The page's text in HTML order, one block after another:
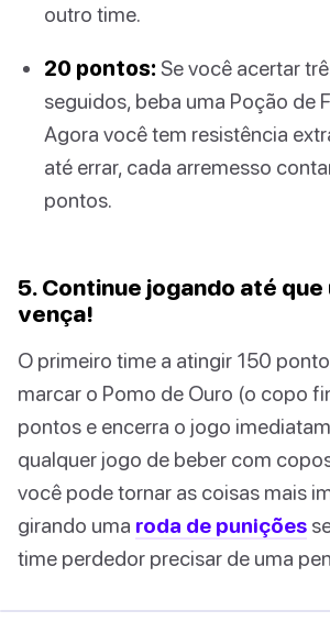
outro time.
20 pontos: Se você acertar
seguidos, beba uma Poção de
Agora você tem resistência
até errar, cada arremesso
pontos.
5. Continue jogando até que
vença!
O primeiro time a atingir 150
marcar o Pomo de Ouro (o copo
pontos e encerra o jogo
qualquer jogo de beber com
você pode tornar as coisas mais
girando uma roda de punições
time perdedor precisar de uma